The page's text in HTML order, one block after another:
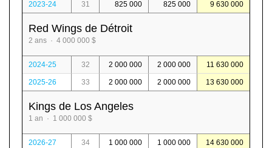
2023-24 31 825 000 825 000 9 630 000
Red Wings de Détroit
2 ans · 4 000 000 $
2024-25 32 2 000 000 2 000 000 11 630 000
2025-26 33 2 000 000 2 000 000 13 630 000
Kings de Los Angeles
1 an · 1 000 000 $
2026-27 34 1 000 000 1 000 000 14 630 000